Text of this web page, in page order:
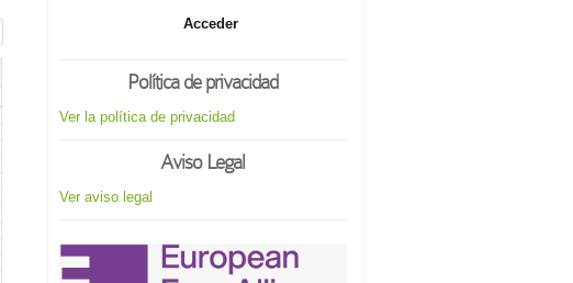
Acceder
Política de privacidad
Ver la política de privacidad
Aviso Legal
Ver aviso legal